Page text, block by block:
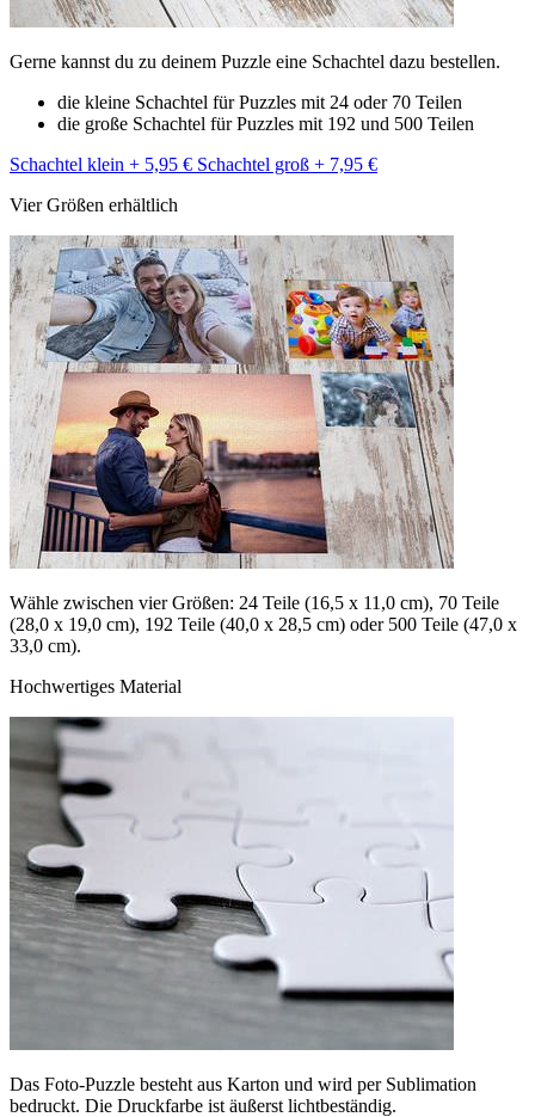
Gerne kannst du zu deinem Puzzle eine Schachtel dazu bestellen.
die kleine Schachtel für Puzzles mit 24 oder 70 Teilen
die große Schachtel für Puzzles mit 192 und 500 Teilen
Schachtel klein + 5,95 € Schachtel groß + 7,95 €
Vier Größen erhältlich
Wähle zwischen vier Größen: 24 Teile (16,5 x 11,0 cm), 70 Teile
(28,0 x 19,0 cm), 192 Teile (40,0 x 28,5 cm) oder 500 Teile (47,0 x
33,0 cm).
Hochwertiges Material
Das Foto-Puzzle besteht aus Karton und wird per Sublimation
bedruckt. Die Druckfarbe ist äußerst lichtbeständig.